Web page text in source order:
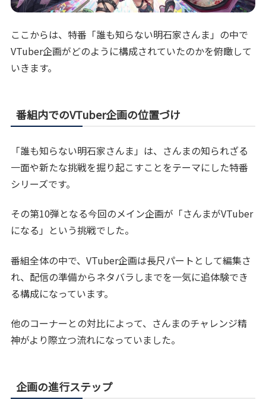
ここからは、特番「誰も知らない明石家さんま」の中で
VTuber企画がどのように構成されていたのかを俯瞰して
いきます。
番組内でのVTuber企画の位置づけ
「誰も知らない明石家さんま」は、さんまの知られざる
一面や新たな挑戦を掘り起こすことをテーマにした特番
シリーズです。
その第10弾となる今回のメイン企画が「さんまがVTuber
になる」という挑戦でした。
番組全体の中で、VTuber企画は長尺パートとして編集さ
れ、配信の準備からネタバラしまでを一気に追体験でき
る構成になっています。
他のコーナーとの対比によって、さんまのチャレンジ精
神がより際立つ流れになっていました。
企画の進行ステップ